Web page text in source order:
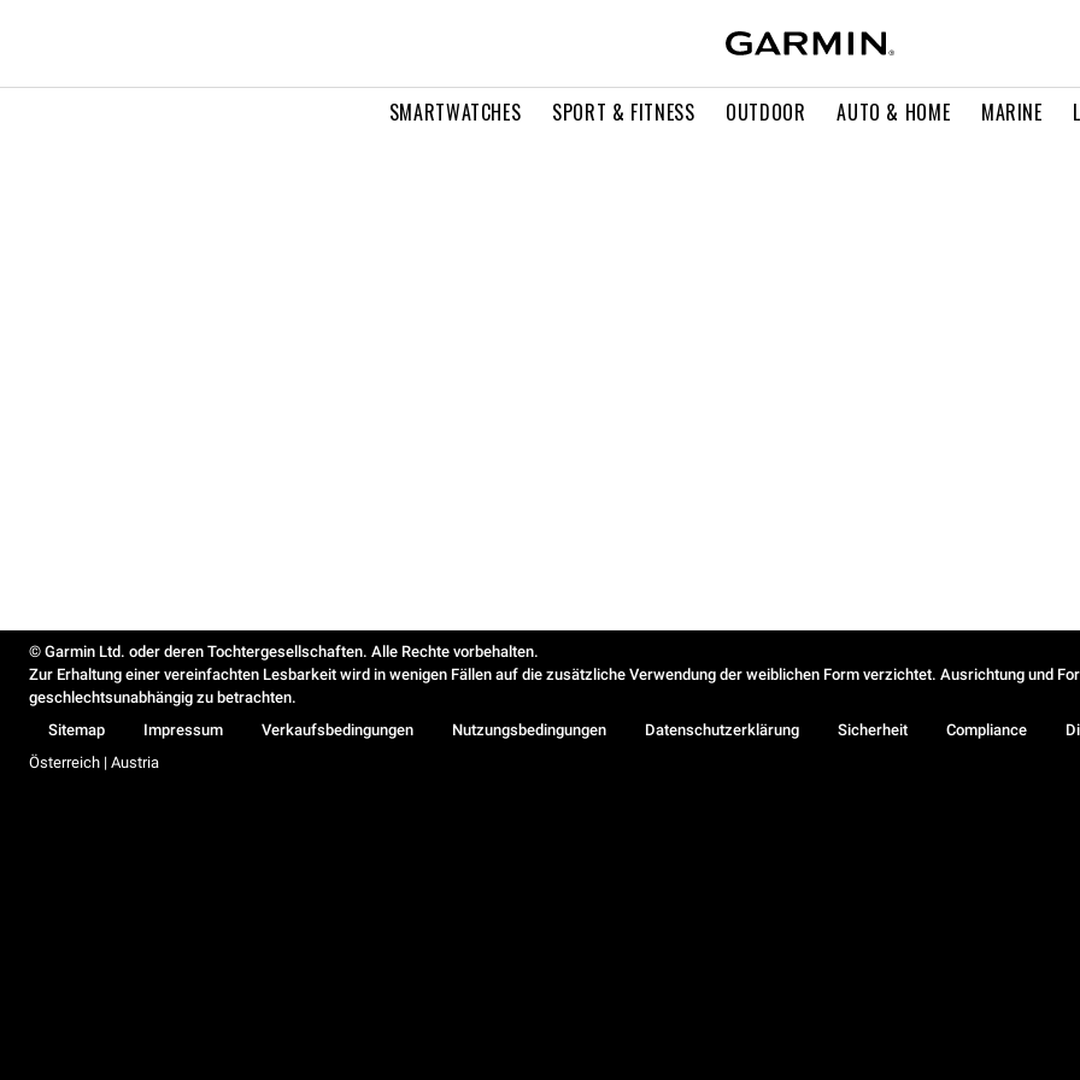
SMARTWATCHES SPORT & FITNESS OUTDOOR AUTO & HOME MARINE
© Garmin Ltd. oder deren Tochtergesellschaften. Alle Rechte vorbehalten.
Zur Erhaltung einer vereinfachten Lesbarkeit wird in wenigen Fällen auf die zusätzliche Verwendung der weiblichen Form verzichtet. Ausrichtung und
geschlechtsunabhängig zu betrachten.
Sitemap
Impressum Verkaufsbedingungen Nutzungsbedingungen Datenschutzerklärung Sicherheit Compliance
Österreich | Austria